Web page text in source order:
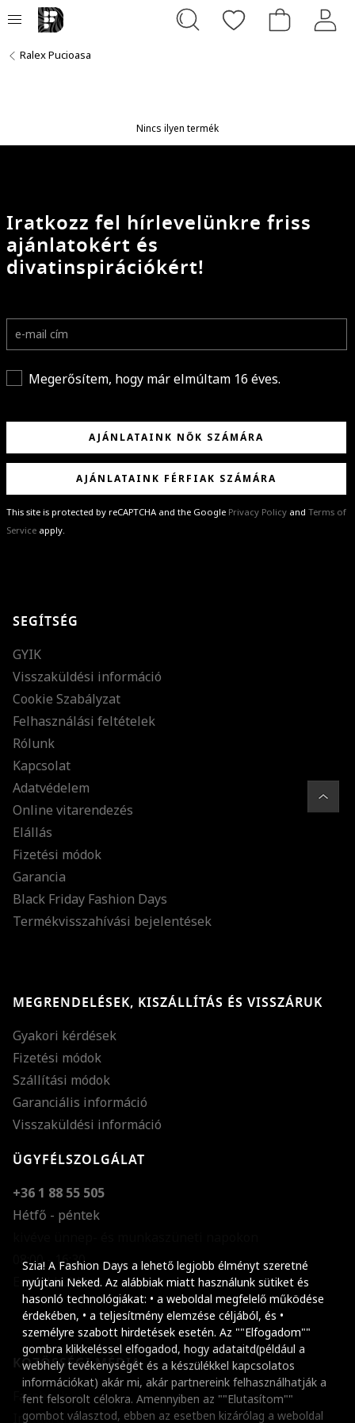
Szia! A Fashion Days a lehető legjobb élményt szeretné
nyújtani Neked. Az alábbiak miatt használunk sütiket és
hasonló technológiákat: • a weboldal megfelelő működése
érdekében, • a teljesítmény elemzése céljából, és •
személyre szabott hirdetések esetén. Az ""Elfogadom""
gombra klikkeléssel elfogadod, hogy adataitd(például a
webhely tevékenységét és a készülékkel kapcsolatos
információkat) akár mi, akár partnereink felhasználhatják a
fent felsorolt célokra. Amennyiben az ""Elutasítom""
gombot választod, ebben az esetben kizárólag a weboldal
Ralex Pucioasa
Nincs ilyen termék
Iratkozz fel hírlevelünkre friss
ajánlatokért és
divatinspirációkért!
Megerősítem, hogy már elmúltam 16 éves.
AJÁNLATAINK NŐK SZÁMÁRA
AJÁNLATAINK FÉRFIAK SZÁMÁRA
This site is protected by reCAPTCHA and the Google Privacy Policy and Terms of
Service apply.
különleges ajánlatainkat és stílustippjeinket!
SEGÍTSÉG
GYIK
Visszaküldési információ
Cookie Szabályzat
Felhasználási feltételek
Rólunk
Kapcsolat
Adatvédelem
Online vitarendezés
Elállás
Fizetési módok
Garancia
Black Friday Fashion Days
Termékvisszahívási bejelentések
MEGRENDELÉSEK, KISZÁLLÍTÁS ÉS VISSZÁRUK
Gyakori kérdések
Fizetési módok
Szállítási módok
Garanciális információ
Visszaküldési információ
ÜGYFÉLSZOLGÁLAT
+36 1 88 55 505
Hétfő - péntek
08:00 - 16:30
E-mail küldése
KÖZÖSSÉGI MÉDIA
Facebook
Instagram
Szöveg méretének
Szóköz növelése
Szóköz csökkentése
Sortávolság
Sortávolság